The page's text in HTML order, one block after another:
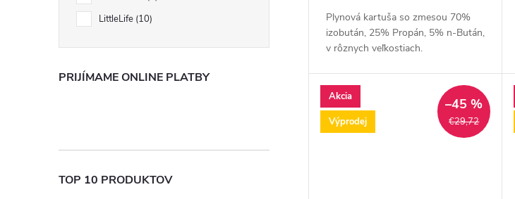
LittleLife 10
PRIJÍMAME ONLINE PLATBY
TOP 10 PRODUKTOV
k
u
k
Plynová kartuša so zmesou 70%
izobután, 25% Propán, 5% n-Bután,
v rôznych veľkostiach.
Akcia
Výprodej
€29,72
–45 %